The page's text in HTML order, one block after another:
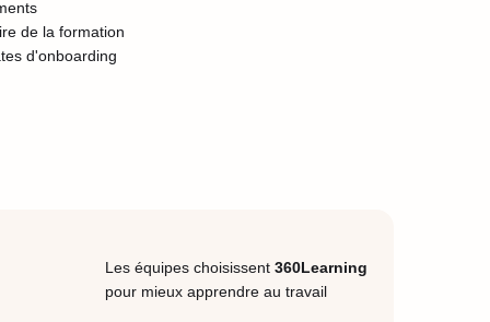
de la formation
d'onboarding
Les équipes choisissent 360Learning
pour mieux apprendre au travail